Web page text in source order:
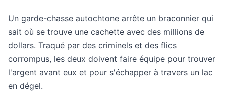
Un garde-chasse autochtone arrête un braconnier qui
sait où se trouve une cachette avec des millions de
dollars. Traqué par des criminels et des flics
corrompus, les deux doivent faire équipe pour trouver
l'argent avant eux et pour s'échapper à travers un lac
en dégel.